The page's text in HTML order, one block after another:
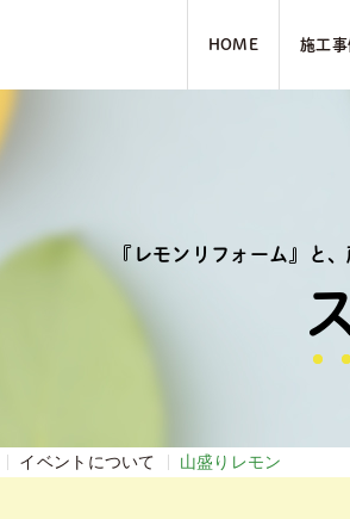
HOME 施⼯事
『レモンリフォーム』と、
イベントについて 山盛りレモン